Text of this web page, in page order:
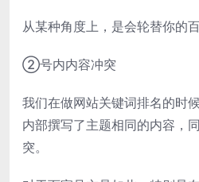
从某种角度上，是会轮替你的
②号内内容冲突
我们在做网站关键词排名的时
内部撰写了主题相同的内容，
突。